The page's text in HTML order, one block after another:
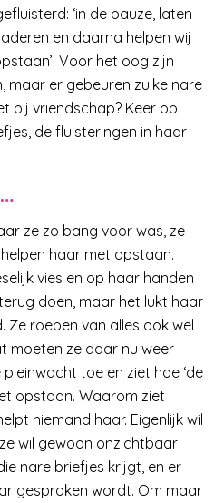
‘in de pauze, laten
en daarna helpen wij
Voor het oog zijn
maar er gebeuren zulke nare
bij vriendschap? Keer op
de fluisteringen in haar
ze zo bang voor was, ze
haar met opstaan.
vies en op haar handen
doen, maar het lukt haar
Ze roepen van alles ook wel
moeten ze daar nu weer
toe en ziet hoe ‘de
opstaan. Waarom ziet
niemand haar. Eigenlijk wil
wil gewoon onzichtbaar
nare briefjes krijgt, en er
gesproken wordt. Om maar